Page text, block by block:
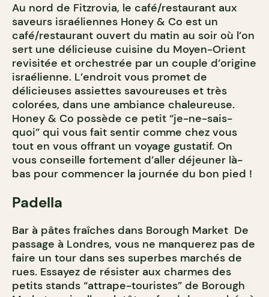
Au nord de Fitzrovia, le café/restaurant aux
saveurs israéliennes Honey & Co est un
café/restaurant ouvert du matin au soir où l’on
sert une délicieuse cuisine du Moyen-Orient
revisitée et orchestrée par un couple d’origine
israélienne. L’endroit vous promet de
délicieuses assiettes savoureuses et très
colorées, dans une ambiance chaleureuse.
Honey & Co possède ce petit “je-ne-sais-
quoi” qui vous fait sentir comme chez vous
tout en vous offrant un voyage gustatif. On
vous conseille fortement d’aller déjeuner là-
bas pour commencer la journée du bon pied !
Padella
Bar à pâtes fraîches dans Borough Market De
passage à Londres, vous ne manquerez pas de
faire un tour dans ses superbes marchés de
rues. Essayez de résister aux charmes des
petits stands “attrape-touristes” de Borough